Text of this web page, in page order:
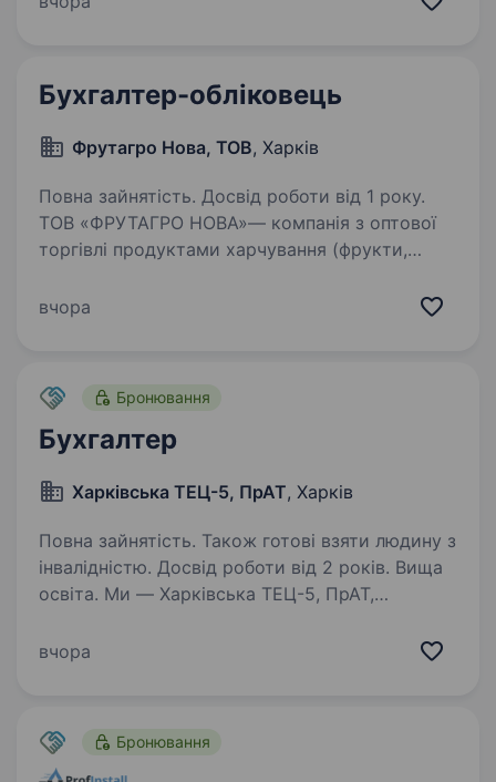
Бухгалтер-обліковець
Фрутагро Нова, ТОВ, Харків
Повна зайнятість. Досвід роботи від 1 року.
ТОВ «ФРУТАГРО НОВА»— компанія з оптової
торгівлі продуктами харчування (фрукти,
до команди Бухгалтера-обліковця.
вчора
Бронювання
Бухгалтер
Харківська ТЕЦ-5, ПрАТ, Харків
Повна зайнятість. Також готові взяти людину з
інвалідністю. Досвід роботи від 2 років. Вища
освіта. Ми — Харківська ТЕЦ-5, ПрАТ,
електроенергією та теплом побутових,
команди бухгалтера, який…
вчора
Бронювання